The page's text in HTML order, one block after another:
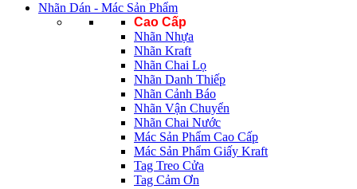
Nhãn Dán - Mác Sản Phẩm
Cao Cấp
Nhãn Nhựa
Nhãn Kraft
Nhãn Chai Lọ
Nhãn Danh Thiếp
Nhãn Cảnh Báo
Nhãn Vận Chuyển
Nhãn Chai Nước
Mác Sản Phẩm Cao Cấp
Mác Sản Phẩm Giấy Kraft
Tag Treo Cửa
Tag Cảm Ơn